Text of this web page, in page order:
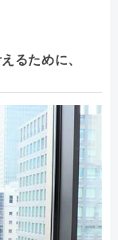
るために、